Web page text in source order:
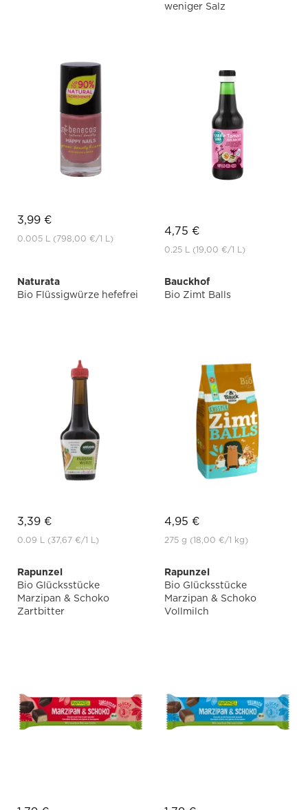
3,99 €
0.005 L (798,00 €/1 L)
weniger Salz
4,75 €
0.25 L (19,00 €/1 L)
Naturata
Bio Flüssigwürze hefefrei
3,39 €
0.09 L (37,67 €/1 L)
Bauckhof
Bio Zimt Balls
4,95 €
275 g (18,00 €/1 kg)
Rapunzel
Bio Glücksstücke
Marzipan & Schoko
Zartbitter
Rapunzel
Bio Glücksstücke
Marzipan & Schoko
Vollmilch